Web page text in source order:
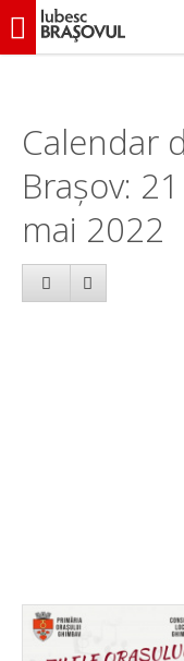
iubescbraşovul.ro
Calendar
Brașov:
mai 2022